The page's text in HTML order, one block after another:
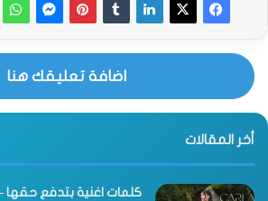
اضافة تعليقك هنا
أخر المقالات
كلمات اغنية بتدفع حقها –